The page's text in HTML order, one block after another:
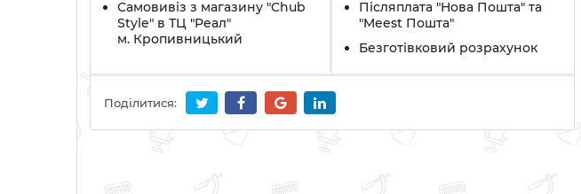
Самовивіз з магазину "Chub
Style" в ТЦ "Реал"
м. Кропивницький
Післяплата "Нова Пошта" та
"Meest Пошта"
Безготівковий розрахунок
Поділитися: